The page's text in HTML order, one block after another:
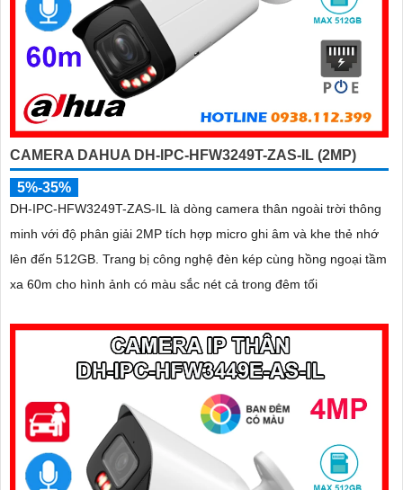
CAMERA DAHUA DH-IPC-HFW3249T-ZAS-IL (2MP)
5%-35%
DH-IPC-HFW3249T-ZAS-IL là dòng camera thân ngoài trời thông
minh với độ phân giải 2MP tích hợp micro ghi âm và khe thẻ nhớ
lên đến 512GB. Trang bị công nghệ đèn kép cùng hồng ngoại tầm
xa 60m cho hình ảnh có màu sắc nét cả trong đêm tối